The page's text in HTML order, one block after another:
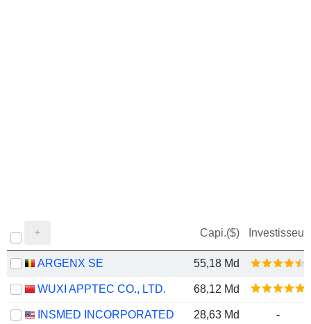
Capi.($) Investisseur
ARGENX SE 55,18 Md
WUXI APPTEC CO., LTD. 68,12 Md
INSMED INCORPORATED 28,63 Md -